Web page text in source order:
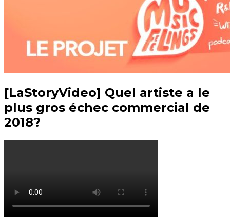
[LaStoryVideo] Quel artiste a le
plus gros échec commercial de
2018?